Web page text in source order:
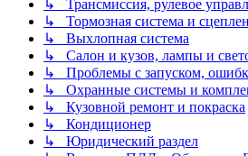
↳ Трансмиссия, рулевое
↳ Тормозная система и
↳ Выхлопная система
↳ Салон и кузов, лампы и
↳ Проблемы с запуском,
↳ Охранные системы и
↳ Кузовной ремонт и покраска
↳ Кондиционер
↳ Юридический раздел